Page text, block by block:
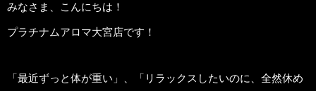
みなさま、こんにちは！
プラチナムアロマ大宮店です！
「最近ずっと体が重い」、「リラックスしたいのに、全然休め